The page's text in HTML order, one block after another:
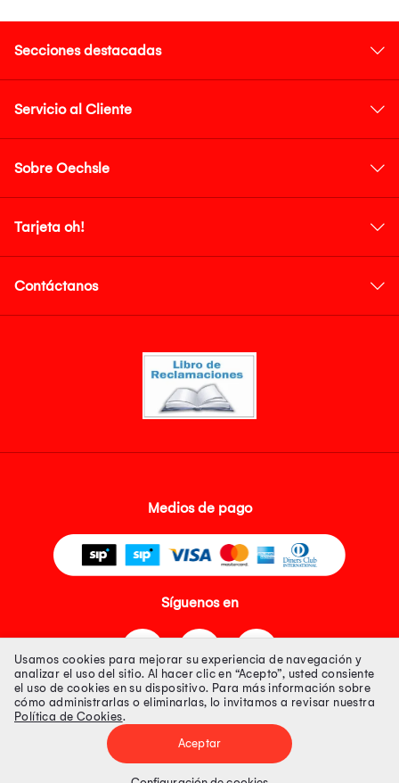
Secciones destacadas
Servicio al Cliente
Sobre Oechsle
Tarjeta oh!
Contáctanos
Medios de pago
Síguenos en
Tienda 100% Segura
Tiendas Peruanas S.A. R.U.C. Nº 20493020618. Todos los derechos
Usamos cookies para mejorar su experiencia de navegación y
analizar el uso del sitio. Al hacer clic en “Acepto”, usted consiente
el uso de cookies en su dispositivo. Para más información sobre
cómo administrarlas o eliminarlas, lo invitamos a revisar nuestra
Política de Cookies.
Aceptar